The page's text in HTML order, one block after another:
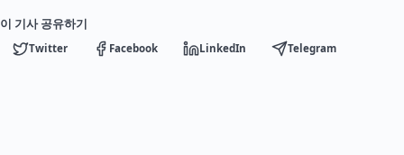
이 기사 공유하기
Twitter Facebook LinkedIn Telegram